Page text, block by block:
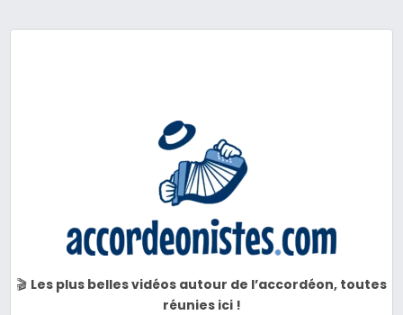
🎬 Les plus belles vidéos autour de l’accordéon, toutes
réunies ici !